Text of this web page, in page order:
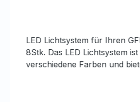
LED Lichtsystem für Ihren
8Stk. Das LED Lichtsystem
verschiedene Farben und